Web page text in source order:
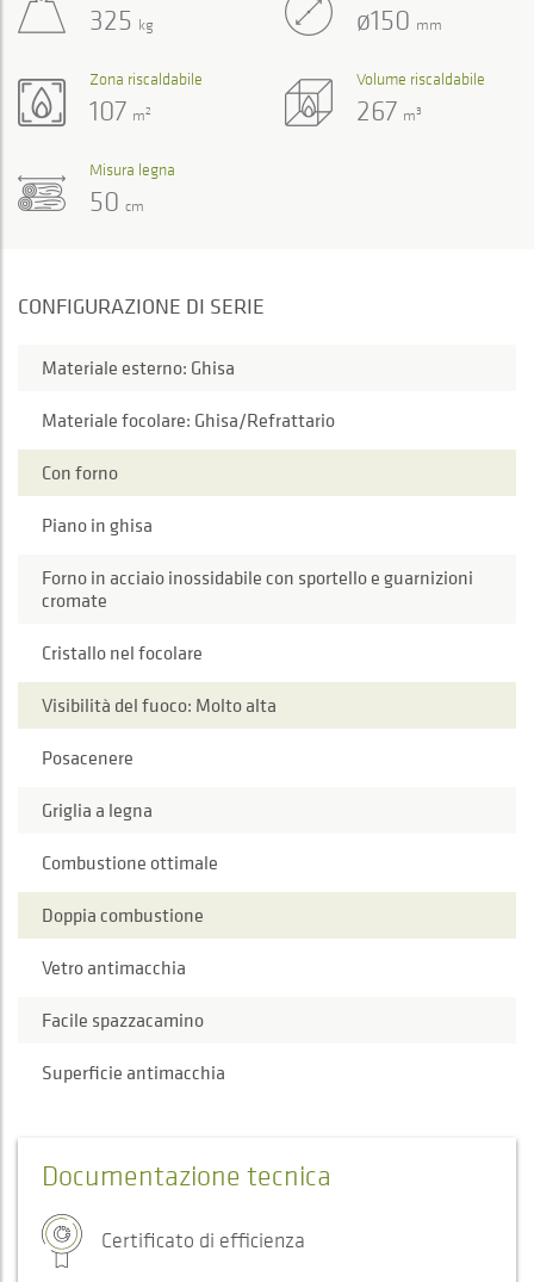
Volume riscaldabile
267 m3
Zona riscaldabile
107 m2
325 kg ø150 mm
Misura legna
50 cm
CONFIGURAZIONE DI SERIE
Materiale esterno: Ghisa
Materiale focolare: Ghisa/Refrattario
Con forno
Piano in ghisa
Forno in acciaio inossidabile con sportello e guarnizioni
cromate
Cristallo nel focolare
Visibilità del fuoco: Molto alta
Posacenere
Griglia a legna
Combustione ottimale
Doppia combustione
Vetro antimacchia
Facile spazzacamino
Superficie antimacchia
Documentazione tecnica
Certificato di efficienza